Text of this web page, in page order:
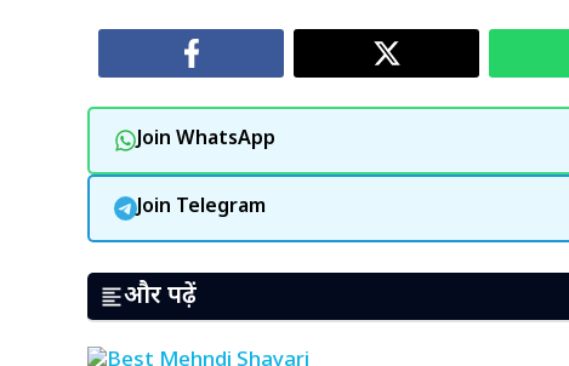
Join WhatsApp
Join Telegram
और पढ़ें